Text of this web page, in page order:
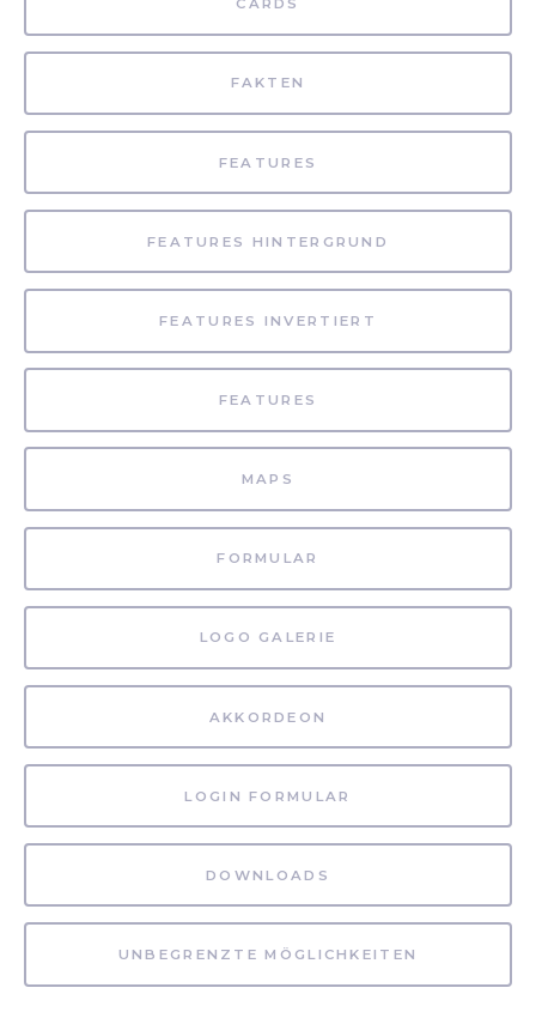
CARDS
FAKTEN
FEATURES
FEATURES HINTERGRUND
FEATURES INVERTIERT
FEATURES
MAPS
FORMULAR
LOGO GALERIE
AKKORDEON
LOGIN FORMULAR
DOWNLOADS
UNBEGRENZTE MÖGLICHKEITEN